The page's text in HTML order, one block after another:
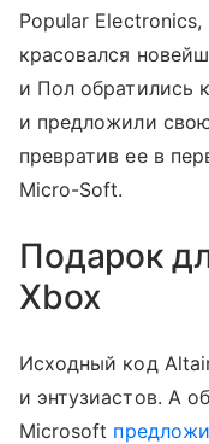
Popular
красовался
и Пол обратились
и предложили
превратив ее в
Micro-Soft.
Подарок
Xbox
Исходный код
и энтузиастов. А
Microsoft